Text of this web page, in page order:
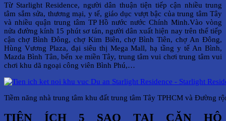
Từ Starlight Residence, người dân thuận tiện tiếp cận nhiều trung
tâm sắm sửa, thương mại, y tế, giáo dục vượt bậc của trung tâm Tây
và nhiều quận trung tâm TP Hồ nước nước Chính Minh.Vào vòng
nửa đường kính 15 phút sơ tán, người dân xuất hiện nay trên thể tiếp
cận chợ Bình Đông, chợ Kim Biên, chợ Bình Tiên, chợ An Đông,
Hùng Vương Plaza, đại siêu thị Mega Mall, hạ tầng y tế An Bình,
Mazda Bình Tân, bến xe miền Tây, trung tâm vui chơi trung tâm vui
chơi khu dã ngoại công viên Bình Phú,…
Tiềm năng nhà trung tâm khu đất trung tâm Tây TPHCM và Đường
TIỆN ÍCH 5 SAO TẠI CĂN HỘ